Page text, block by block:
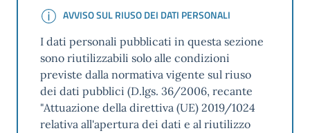
AVVISO SUL RIUSO DEI DATI PERSONALI
AVVISO SUL RIUSO DEI DATI PERSONALI
I dati personali pubblicati in questa sezione
sono riutilizzabili solo alle condizioni
previste dalla normativa vigente sul riuso
dei dati pubblici (D.lgs. 36/2006, recante
"Attuazione della direttiva (UE) 2019/1024
relativa all'apertura dei dati e al riutilizzo